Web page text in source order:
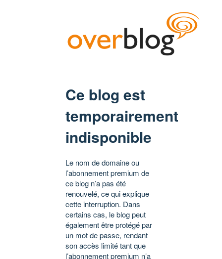
Ce blog est
temporairement
indisponible
Le nom de domaine ou
l’abonnement premium de
ce blog n’a pas été
renouvelé, ce qui explique
cette interruption. Dans
certains cas, le blog peut
également être protégé par
un mot de passe, rendant
son accès limité tant que
l’abonnement premium n’a